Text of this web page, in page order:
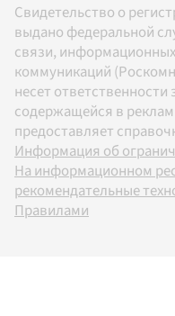
Свидетельство о
выдано федеральной
связи,
коммуникаций
несет
содержащейся в
предоставляет
Информация об
На информационном
рекомендательные
Правилами